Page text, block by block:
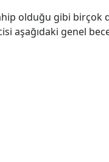
olduğu gibi birçok
aşağıdaki genel